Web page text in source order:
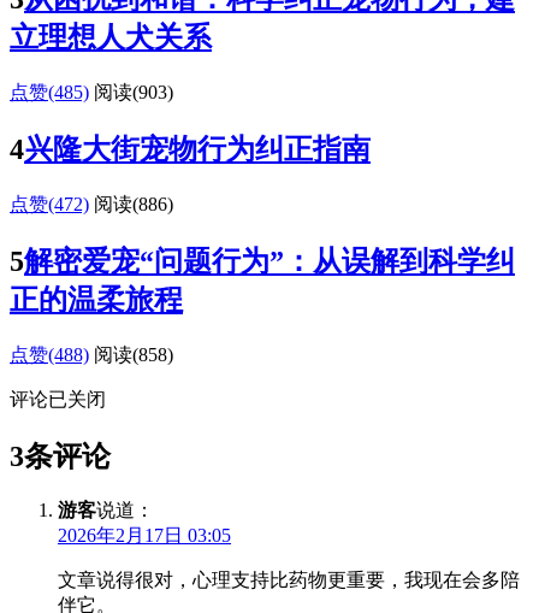
立理想人犬关系
点赞(485) 阅读(903)
4兴隆大街宠物行为纠正指南
点赞(472) 阅读(886)
5解密爱宠“问题行为”：从误解到科学纠
正的温柔旅程
点赞(488) 阅读(858)
评论已关闭
3条评论
游客说道：
2026年2月17日 03:05
文章说得很对，心理支持比药物更重要，我现在会多陪
伴它。